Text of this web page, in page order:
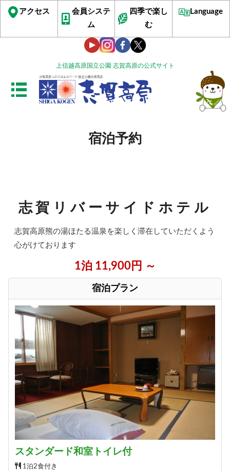
上信越高原国立公園 志賀高原の公式サイト
アクセス
会員システ
ム
四季で楽し
む
Language
宿泊予約
志賀リバーサイドホテル
志賀高原熊の湯ほたる温泉を楽しく滞在していただくよう
心がけております
1泊 11,900円 ～
宿泊プラン
スタンダード和室トイレ付
1泊2食付き